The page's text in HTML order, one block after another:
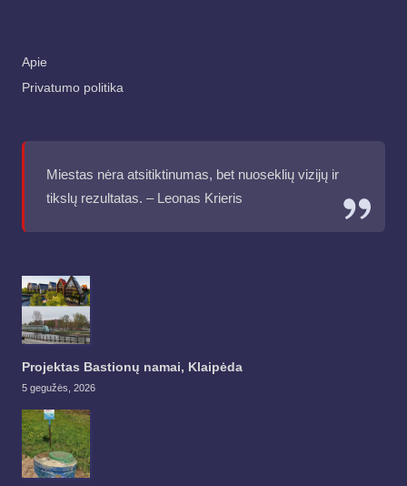
Apie
Privatumo politika
Miestas nėra atsitiktinumas, bet nuoseklių vizijų ir
tikslų rezultatas. – Leonas Krieris
Projektas Bastionų namai, Klaipėda
5 gegužės, 2026